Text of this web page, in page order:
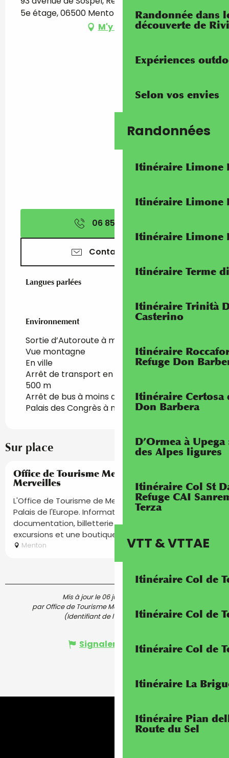
Randonnée dans
découverte de
Expériences
Selon vos envies
Randonnées
Itinéraire Limone
Itinéraire Limone
Itinéraire Limone
Itinéraire Terme
Itinéraire Trinità
Casterino
Itinéraire
Refuge Don
Itinéraire Certosa
Don Barbera
D’Ormea à
des Alpes ligures
Itinéraire Col St
Refuge CAI
Terza
VTT & VTTAE
Itinéraire Col de
Itinéraire Col de
Itinéraire Col de
Itinéraire La
Itinéraire Pian
Route du Sel
5e étage, 06500 Menton
M'y rendre
06 85 96 06
Contactez-nous
Langues parlées
Langues parlées
Environnement
Environnement
Sortie d’Autoroute à moins de 5 km
Vue montagne
En ville
Arrêt de transport en commun à moins de
500 m
Arrêt de bus à moins de 500 m
Palais des Congrès à moins de 5 km
Sur place
Office de Tourisme Menton, Riviera &
Merveilles
L'Office de Tourisme de Menton vous accueille au
Palais de l'Europe. Informations touristiques,
documentation, billetterie événements, visites et
excursions et une boutique...
Menton
Mis à jour le 06 juillet 2025 à 10:51
par Office de Tourisme Menton, Riviera & Merveilles
(Identifiant de l'offre :
5378988)
Signaler une erreur